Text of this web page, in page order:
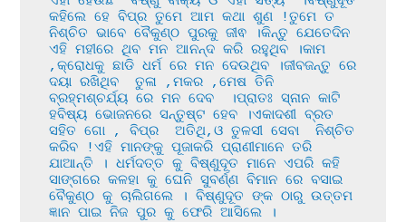
କହିଲେ ହେ ବିପ୍ର ତୁମେ ଆମ କଥା ଶୁଣ !ତୁମେ ତ
ନିଶ୍ଚିତ ଭାବେ ବୈକୁଣ୍ଠ ପୁରକୁ ଜୀଵ ।କିନ୍ତୁ ଯେତେଦିନ
ଏହି ମହୀରେ ଥିବ ମନ ଆନନ୍ଦ କରି ରହୁଥିବ ।କାମ
,କ୍ରୋଧକୁ ଛାଡି ଧର୍ମ ରେ ମନ ଦେଉଥିବ ।ଜୀବଜନ୍ତୁ ରେ
ଦୟା ରଖିଥିବ  ତୁଳା ,ମକର ,ମେଷ ତିନି
ବ୍ରହ୍ମଶ୍ଚର୍ଯ୍ୟ ରେ ମନ ଦେବ  ।ପ୍ରାତଃ ସ୍ନାନ କାଟି
ହବିଷ୍ୟ ଭୋଜନରେ ସନ୍ତୁଷ୍ଟ ହେବ ।ଏକାଦଶୀ ବ୍ରତ
ସହିତ ଗୋ , ବିପ୍ର  ଅତିଥି,ଓ ତୁଳସୀ ସେବା  ନିଶ୍ଚିତ
କରିବ !ଏହି ମାନଙ୍କୁ ପୂଜାକରି ପ୍ରାଣୀମାନେ ତରି
ଯାଆନ୍ତି । ଧର୍ମଦତ୍ତ କୁ ବିଷ୍ଣୁଦୂତ ମାନେ ଏପରି କହି
ସାଙ୍ଗରେ କଳହା କୁ ଘେନି ସୁବର୍ଣ୍ଣ ବିମାନ ରେ ବସାଇ
ବୈକୁଣ୍ଠ କୁ ଚାଲିଗଲେ । ବିଷ୍ଣୁଦୂତ ଙ୍କ ଠାରୁ ଉତ୍ତମ
ଜ୍ଞାନ ପାଇ ନିଜ ପୁର କୁ ଫେରି ଆସିଲେ ।